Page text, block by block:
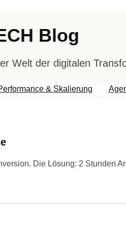
Blog
Welt der digitalen
& Skalierung
Die Lösung: 2 Stunden